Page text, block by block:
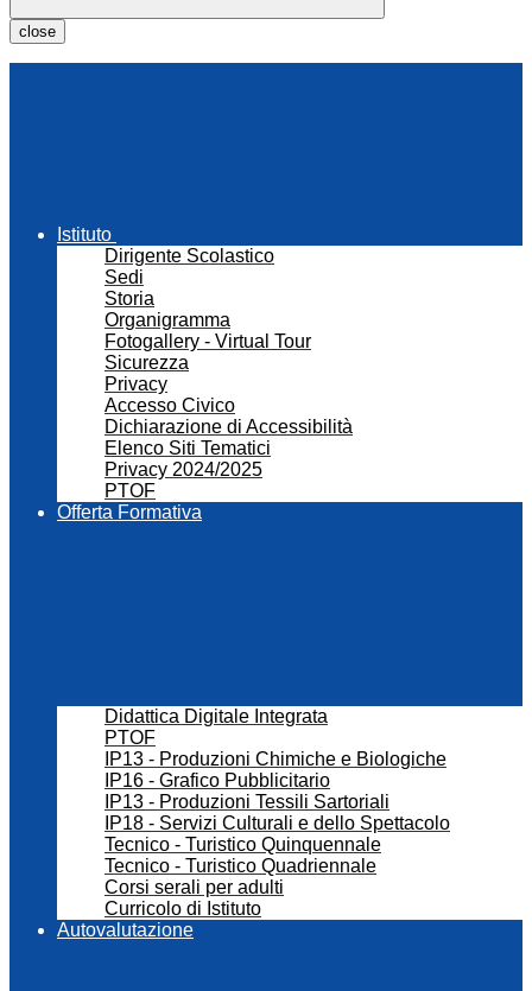
close
Istituto
Dirigente Scolastico
Sedi
Storia
Organigramma
Fotogallery - Virtual Tour
Sicurezza
Privacy
Accesso Civico
Dichiarazione di Accessibilità
Elenco Siti Tematici
Privacy 2024/2025
PTOF
Offerta Formativa
Didattica Digitale Integrata
PTOF
IP13 - Produzioni Chimiche e Biologiche
IP16 - Grafico Pubblicitario
IP13 - Produzioni Tessili Sartoriali
IP18 - Servizi Culturali e dello Spettacolo
Tecnico - Turistico Quinquennale
Tecnico - Turistico Quadriennale
Corsi serali per adulti
Curricolo di Istituto
Autovalutazione